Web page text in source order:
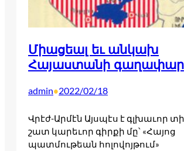
Միացեալ եւ անկախ
Հայաստանի
admin•2022/02/18
Վրէժ-Արմէն Այսպէս է գլխաւոր
շատ կարեւոր գիրքի մը՝ «Հայոց
պատմութեան հոլովոյթում»